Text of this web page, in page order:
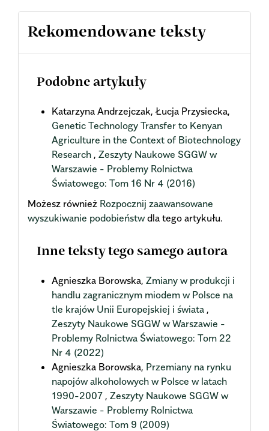
Rekomendowane teksty
Podobne artykuły
Katarzyna Andrzejczak, Łucja Przysiecka,
Genetic Technology Transfer to Kenyan
Agriculture in the Context of Biotechnology
Research , Zeszyty Naukowe SGGW w
Warszawie - Problemy Rolnictwa
Światowego: Tom 16 Nr 4 (2016)
Możesz również Rozpocznij zaawansowane
wyszukiwanie podobieństwdla tego artykułu.
Inne teksty tego samego autora
Agnieszka Borowska, Zmiany w produkcji i
handlu zagranicznym miodem w Polsce na
tle krajów Unii Europejskiej i świata ,
Zeszyty Naukowe SGGW w Warszawie -
Problemy Rolnictwa Światowego: Tom 22
Nr 4 (2022)
Agnieszka Borowska, Przemiany na rynku
napojów alkoholowych w Polsce w latach
1990-2007 , Zeszyty Naukowe SGGW w
Warszawie - Problemy Rolnictwa
Światowego: Tom 9 (2009)